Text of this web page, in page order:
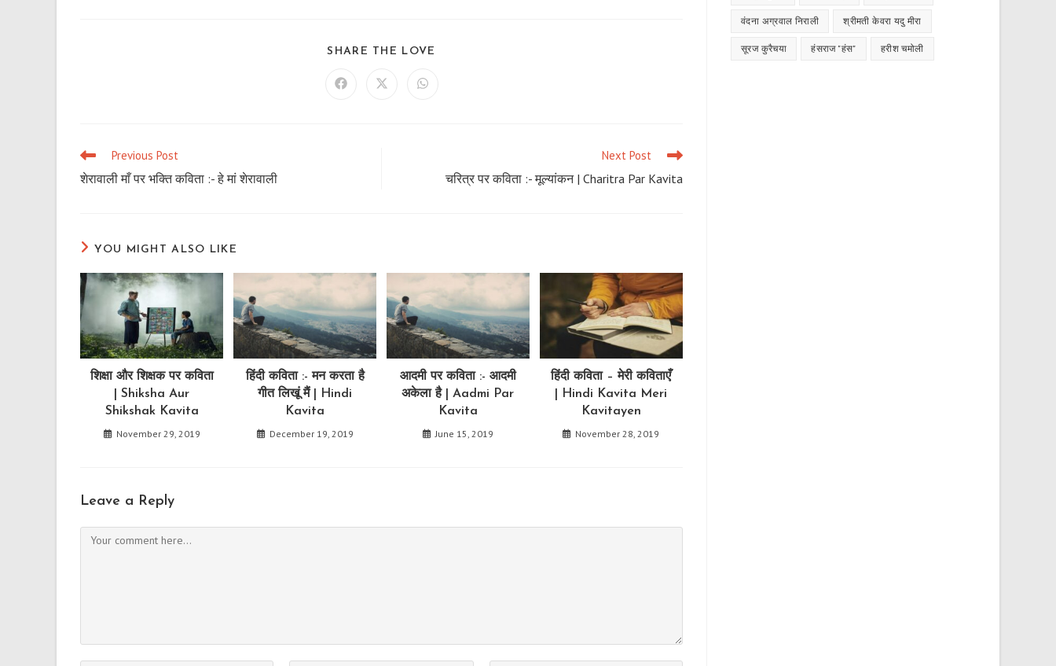
SHARE THE LOVE
Opens Opens Opens
Read
more
articles
Previous Post
शेरावाली माँ पर भक्ति कविता :- हे मां शेरावाली
Next Post
चरित्र पर कविता :- मूल्यांकन | Charitra Par Kavita
YOU MIGHT ALSO LIKE
शिक्षा और शिक्षक पर कविता
| Shiksha Aur
Shikshak Kavita
November 29, 2019
हिंदी कविता :- मन करता है
गीत लिखूं मैं | Hindi
Kavita
December 19, 2019
आदमी पर कविता :- आदमी
अकेला है | Aadmi Par
Kavita
June 15, 2019
हिंदी कविता – मेरी कविताएँ
| Hindi Kavita Meri
Kavitayen
November 28, 2019
Leave a Reply
Comment
वंदना अग्रवाल निराली श्रीमती केवरा यदु मीरा
सूरज कुरैचया हंसराज "हंस" हरीश चमोली